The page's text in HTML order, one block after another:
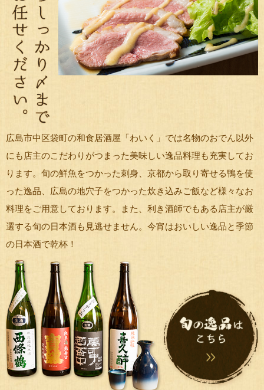
広島市中区袋町の和食居酒屋「わいく」では名物のおでん以外
にも店主のこだわりがつまった美味しい逸品料理も充実してお
ります。旬の鮮魚をつかった刺身、京都から取り寄せる鴨を使
った逸品、広島の地穴子をつかった炊き込みご飯など様々なお
料理をご用意しております。また、利き酒師でもある店主が厳
選する旬の日本酒も見逃せません。今宵はおいしい逸品と季節
の日本酒で乾杯！